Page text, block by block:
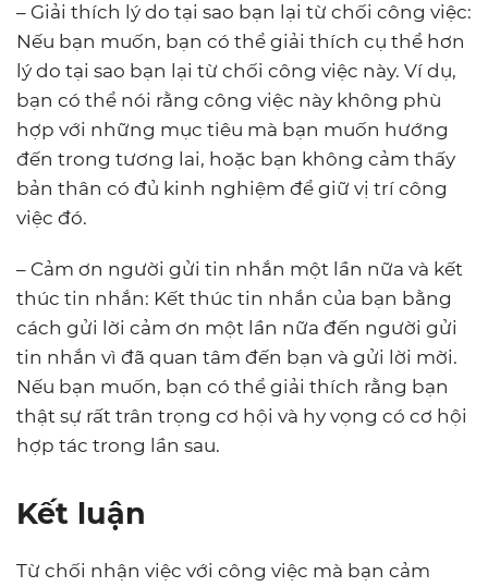
– Giải thích lý do tại sao bạn lại từ chối công việc:
Nếu bạn muốn, bạn có thể giải thích cụ thể hơn
lý do tại sao bạn lại từ chối công việc này. Ví dụ,
bạn có thể nói rằng công việc này không phù
hợp với những mục tiêu mà bạn muốn hướng
đến trong tương lai, hoặc bạn không cảm thấy
bản thân có đủ kinh nghiệm để giữ vị trí công
việc đó.
– Cảm ơn người gửi tin nhắn một lần nữa và kết
thúc tin nhắn: Kết thúc tin nhắn của bạn bằng
cách gửi lời cảm ơn một lần nữa đến người gửi
tin nhắn vì đã quan tâm đến bạn và gửi lời mời.
Nếu bạn muốn, bạn có thể giải thích rằng bạn
thật sự rất trân trọng cơ hội và hy vọng có cơ hội
hợp tác trong lần sau.
Kết luận
Từ chối nhận việc với công việc mà bạn cảm